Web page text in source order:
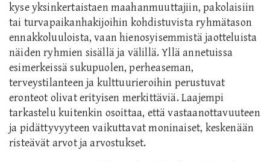
kyse yksinkertaistaen maahanmuuttajiin, pakolaisiin
tai turvapaikanhakijoihin kohdistuvista ryhmätason
ennakkoluuloista, vaan hienosyisemmistä jaotteluista
näiden ryhmien sisällä ja välillä. Yllä annetuissa
esimerkeissä sukupuolen, perheaseman,
terveystilanteen ja kulttuurieroihin perustuvat
eronteot olivat erityisen merkittäviä. Laajempi
tarkastelu kuitenkin osoittaa, että vastaanottavuuteen
ja pidättyvyyteen vaikuttavat moninaiset, keskenään
risteävät arvot ja arvostukset.